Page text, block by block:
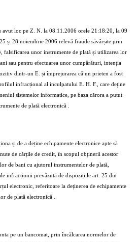
avut loc pe Z. N. la 08.11.2006 orele 21:18:20, la 09
și 28 noiembrie 2006 relevă fraude săvârșite prin
falsificarea unor instrumente de plată și utilizarea lor
sau pentru efectuarea unor cumpărături, intenția
dintr-un E. și împrejurarea că un prieten a fost
infracțional al inculpatului E. H. F., care deține
sistemelor informatice, pe baza cărora a putut
de plată electronică .
și de a deține echipamente electronice apte să
de cărțile de credit, în scopul obținerii acestor
de bani cu ajutorul instrumentelor de plată,
infracțiunii prevăzută de dispozițiile art. 25 din
electronic, referitoare la deținerea de echipamente
de plată electronică .
pe un bancomat, prin încălcarea normelor de